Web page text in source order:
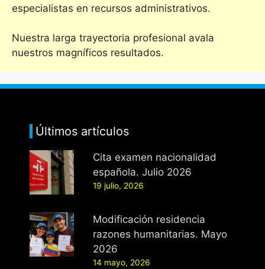
especialistas en recursos administrativos.
Nuestra larga trayectoria profesional avala
nuestros magníficos resultados.
Últimos artículos
Cita examen nacionalidad
española. Julio 2026
19 julio, 2026
Modificación residencia
razones humanitarias. Mayo
2026
14 mayo, 2026